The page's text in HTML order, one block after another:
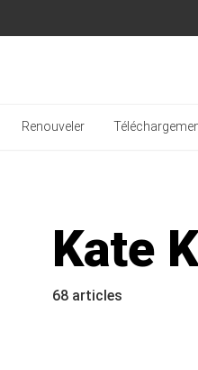
Renouveler
Kate
68 articles